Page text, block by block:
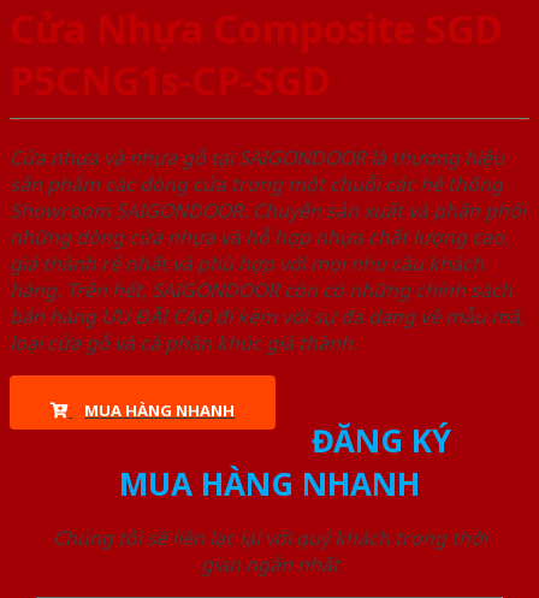
Cửa Nhựa Composite SGD
P5CNG1s-CP-SGD
Cửa nhựa và nhựa gỗ tại SAIGONDOOR là thương hiệu
sản phẩm các dòng cửa trong một chuỗi các hệ thống
Showroom SAIGONDOOR. Chuyên sản xuất và phân phối
những dòng cửa nhựa và hỗ hợp nhựa chất lượng cao,
giá thành rẻ nhất và phù hợp với mọi nhu cầu khách
hàng. Trên hết, SAIGONDOOR còn có những chính sách
bán hàng ƯU ĐÃI CAO đi kèm với sự đa dạng về mẫu mã,
loại cửa gỗ và cả phân khúc giá thành.
MUA HÀNG NHANH
ĐĂNG KÝ
MUA HÀNG NHANH
Chúng tôi sẽ liên lạc lại với quý khách trong thời
gian ngắn nhất